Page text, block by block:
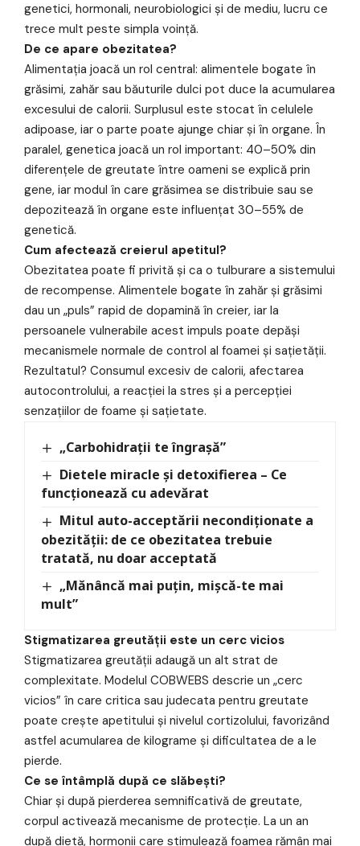
genetici, hormonali, neurobiologici și de mediu, lucru ce
trece mult peste simpla voință.
De ce apare obezitatea?
Alimentația joacă un rol central: alimentele bogate în
grăsimi, zahăr sau băuturile dulci pot duce la acumularea
excesului de calorii. Surplusul este stocat în celulele
adipoase, iar o parte poate ajunge chiar și în organe. În
paralel, genetica joacă un rol important: 40–50% din
diferențele de greutate între oameni se explică prin
gene, iar modul în care grăsimea se distribuie sau se
depozitează în organe este influențat 30–55% de
genetică.
Cum afectează creierul apetitul?
Obezitatea poate fi privită și ca o tulburare a sistemului
de recompense. Alimentele bogate în zahăr și grăsimi
dau un „puls” rapid de dopamină în creier, iar la
persoanele vulnerabile acest impuls poate depăși
mecanismele normale de control al foamei și sațietății.
Rezultatul? Consumul excesiv de calorii, afectarea
autocontrolului, a reacției la stres și a percepției
senzațiilor de foame și sațietate.
„Carbohidrații te îngrașă”
Dietele miracle și detoxifierea – Ce
funcționează cu adevărat
Mitul auto-acceptării necondiționate a
obezității: de ce obezitatea trebuie
tratată, nu doar acceptată
„Mănâncă mai puțin, mișcă-te mai
mult”
Stigmatizarea greutății este un cerc vicios
Stigmatizarea greutății adaugă un alt strat de
complexitate. Modelul COBWEBS descrie un „cerc
vicios” în care critica sau judecata pentru greutate
poate crește apetitului și nivelul cortizolului, favorizând
astfel acumularea de kilograme și dificultatea de a le
pierde.
Ce se întâmplă după ce slăbești?
Chiar și după pierderea semnificativă de greutate,
corpul activează mecanisme de protecție. La un an
după dietă, hormonii care stimulează foamea rămân mai